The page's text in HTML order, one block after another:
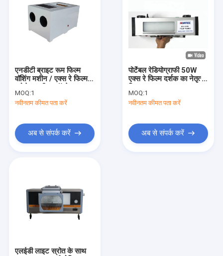
हमारे बारे में
कारखाना भ्रमण
संपर्क करें
मामलों
अल्ट्रासोनिक दोष डिटेक्टर
एक्स-रे फ्लो डिटेक्टर
एनडीटी ब्राइट रूम फिल्म
वॉशिंग मशीन / एक्स रे फिल्म
फिल्म टेस्टिंग उपकरण
MOQ:1
नवीनतम कीमत पता करें
अब से संपर्क करें
पोर्टेबल रेडियोग्राफी 50W
एक्स रे फिल्म दर्शक का नेतृत्व
MOQ:1
नवीनतम कीमत पता करें
अब से संपर्क करें
एलईडी लाइट स्रोत के साथ